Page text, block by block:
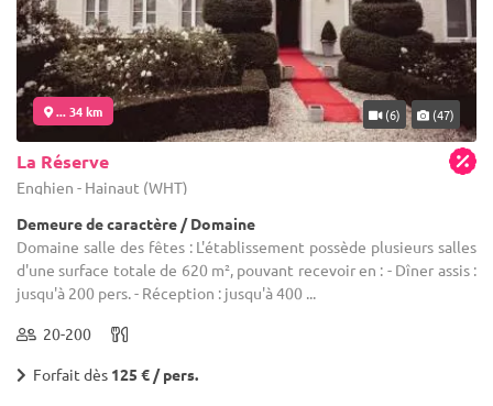
... 34 km (6) (47)
La Réserve
Enghien - Hainaut (WHT)
Demeure de caractère / Domaine
Domaine salle des fêtes : L'établissement possède plusieurs salles
d'une surface totale de 620 m², pouvant recevoir en : - Dîner assis :
jusqu'à 200 pers. - Réception : jusqu'à 400 ...
20-200
Forfait dès 125 € / pers.